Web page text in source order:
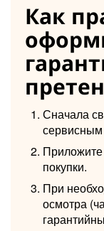
Как
Сначала
покупки.
При
осмотра